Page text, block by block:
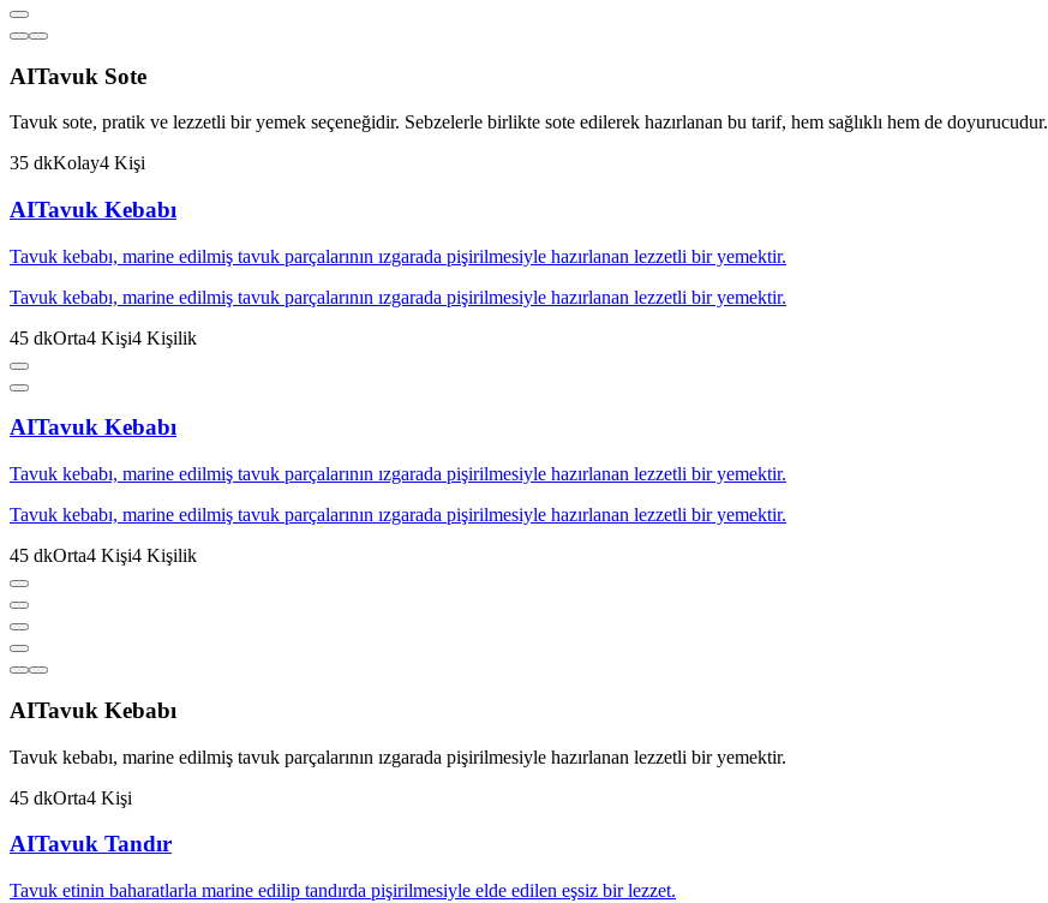
AITavuk Sote
Tavuk sote, pratik ve lezzetli bir yemek seçeneğidir. Sebzelerle birlikte sote edilerek hazırlanan bu tarif, hem sağlıklı hem de doyurucudur.
35 dkKolay4 Kişi
AITavuk Kebabı
Tavuk kebabı, marine edilmiş tavuk parçalarının ızgarada pişirilmesiyle hazırlanan lezzetli bir yemektir.
Tavuk kebabı, marine edilmiş tavuk parçalarının ızgarada pişirilmesiyle hazırlanan lezzetli bir yemektir.
45 dkOrta4 Kişi4 Kişilik
AITavuk Kebabı
Tavuk kebabı, marine edilmiş tavuk parçalarının ızgarada pişirilmesiyle hazırlanan lezzetli bir yemektir.
Tavuk kebabı, marine edilmiş tavuk parçalarının ızgarada pişirilmesiyle hazırlanan lezzetli bir yemektir.
45 dkOrta4 Kişi4 Kişilik
AITavuk Kebabı
Tavuk kebabı, marine edilmiş tavuk parçalarının ızgarada pişirilmesiyle hazırlanan lezzetli bir yemektir.
45 dkOrta4 Kişi
AITavuk Tandır
Tavuk etinin baharatlarla marine edilip tandırda pişirilmesiyle elde edilen eşsiz bir lezzet.